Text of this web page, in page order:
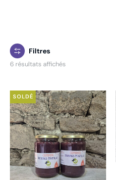
Filtres
6 résultats affichés
SOLDÉ